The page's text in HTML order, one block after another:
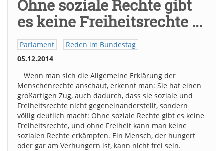
Ohne soziale Rechte gibt
es keine Freiheitsrechte ...
Parlament
Reden im Bundestag
05.12.2014
Wenn man sich die Allgemeine Erklärung der
Menschenrechte anschaut, erkennt man: Sie hat einen
großartigen Zug, auch dadurch, dass sie soziale und
Freiheitsrechte nicht gegeneinanderstellt, sondern
völlig deutlich macht: Ohne soziale Rechte gibt es keine
Freiheitsrechte, und ohne Freiheit kann man keine
sozialen Rechte erkämpfen. Ein Mensch, der hungert
oder gar am Verhungern ist, kann nicht frei sein.